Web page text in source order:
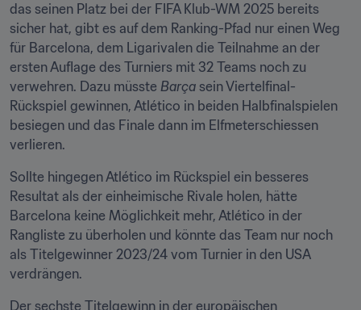
das seinen Platz bei der FIFA Klub-WM 2025 bereits
sicher hat, gibt es auf dem Ranking-Pfad nur einen Weg
für Barcelona, dem Ligarivalen die Teilnahme an der
ersten Auflage des Turniers mit 32 Teams noch zu
verwehren. Dazu müsste Barça sein Viertelfinal-
Rückspiel gewinnen, Atlético in beiden Halbfinalspielen
besiegen und das Finale dann im Elfmeterschiessen
verlieren.
Sollte hingegen Atlético im Rückspiel ein besseres
Resultat als der einheimische Rivale holen, hätte
Barcelona keine Möglichkeit mehr, Atlético in der
Rangliste zu überholen und könnte das Team nur noch
als Titelgewinner 2023/24 vom Turnier in den USA
verdrängen.